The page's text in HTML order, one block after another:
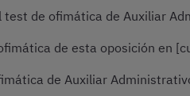
test de ofimática de Auxiliar
de esta oposición en
de Auxiliar